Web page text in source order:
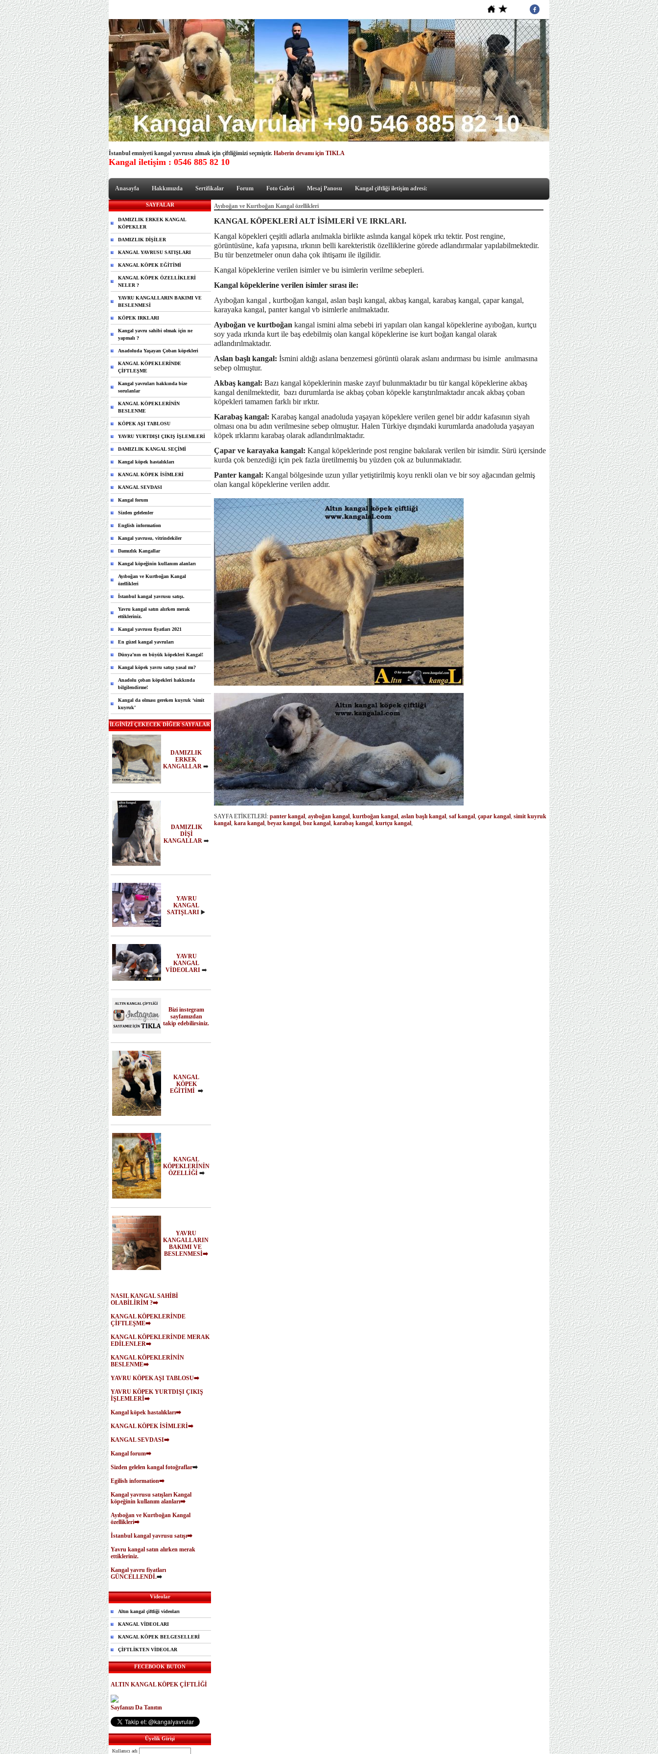
İstanbul emniyeti kangal yavrusu almak için çiftliğimizi seçmiştir. Haberin devamı için TIKLA
Kangal iletişim : 0546 885 82 10
Anasayfa Hakkımızda Sertifikalar Forum Foto Galeri Mesaj Panosu Kangal çiftliği iletişim adresi:
SAYFALAR
DAMIZLIK ERKEK KANGAL
KÖPEKLER
DAMIZLIK DİŞİLER
KANGAL YAVRUSU SATIŞLARI
KANGAL KÖPEK EĞİTİMİ
KANGAL KÖPEK ÖZELLİKLERİ
NELER ?
YAVRU KANGALLARIN BAKIMI VE
BESLENMESİ
KÖPEK IRKLARI
Kangal yavru sahibi olmak için ne
yapmalı ?
Anadoluda Yaşayan Çoban köpekleri
KANGAL KÖPEKLERİNDE
ÇİFTLEŞME
Kangal yavruları hakkında bize
sorulanlar
KANGAL KÖPEKLERİNİN
BESLENME
KÖPEK AŞI TABLOSU
YAVRU YURTDIŞI ÇIKIŞ İŞLEMLERİ
DAMIZLIK KANGAL SEÇİMİ
Kangal köpek hastalıkları
KANGAL KÖPEK İSİMLERİ
KANGAL SEVDASI
Kangal forum
Sizden gelelenler
English information
Kangal yavrusu, vitrindekiler
Damızlık Kangallar
Kangal köpeğinin kullanım alanları
Ayıboğan ve Kurtboğan Kangal
özellikleri
İstanbul kangal yavrusu satışı.
Yavru kangal satın alırken merak
ettikleriniz.
Kangal yavrusu fiyatları 2021
En güzel kangal yavruları
Dünya’nın en büyük köpekleri Kangal!
Kangal köpek yavru satışı yasal mı?
Anadolu çoban köpekleri hakkında
bilgilendirme!
Kangal da olması gereken kuyruk ‘simit
kuyruk’
İLGİNİZİ ÇEKECEK DİĞER SAYFALAR
DAMIZLIK
ERKEK
KANGALLAR ➡️
DAMIZLIK
DİŞİ
KANGALLAR ➡️
YAVRU
KANGAL
SATIŞLARI ▶️
YAVRU
KANGAL
VİDEOLARI ➡️
Bizi instegram
sayfamızdan
takip edebilirsiniz.
KANGAL
KÖPEK
EĞİTİMİ➡️
KANGAL
KÖPEKLERİNİN
ÖZELLİĞİ➡️
YAVRU
KANGALLARIN
BAKIMI VE
BESLENMESİ➡️
NASIL KANGAL SAHİBİ
OLABİLİRİM ?➡️
KANGAL KÖPEKLERİNDE
ÇİFTLEŞME➡️
KANGAL KÖPEKLERİNDE MERAK
EDİLENLER➡️
KANGAL KÖPEKLERİNİN
BESLENME➡️
YAVRU KÖPEK AŞI TABLOSU➡️
YAVRU KÖPEK YURTDIŞI ÇIKIŞ
İŞLEMLERİ➡️
Kangal köpek hastalıkları➡️
KANGAL KÖPEK İSİMLERİ➡️
KANGAL SEVDASI➡️
Kangal forum➡️
Sizden gelelen kangal fotoğraflar➡️
Egilish information➡️
Kangal yavrusu satışları Kangal
köpeğinin kullanım alanları➡️
Ayıboğan ve Kurtboğan Kangal
özellikleri➡️
İstanbul kangal yavrusu satışı➡️
Yavru kangal satın alırken merak
ettikleriniz.
Kangal yavru fiyatları
GÜNCELLENDİ.➡️
Videolar
Altın kangal çiftliği videoları
KANGAL VİDEOLARI
KANGAL KÖPEK BELGESELLERİ
ÇİFTLİKTEN VİDEOLAR
FECEBOOK BUTON
ALTIN KANGAL KÖPEK ÇİFTLİĞİ
Sayfanızı Da Tanıtın
Üyelik Girişi
Kullanıcı adı
Ayıboğan ve Kurtboğan Kangal özellikleri
KANGAL KÖPEKLERİ ALT İSİMLERİ VE IRKLARI.
Kangal köpekleri çeşitli adlarla anılmakla birlikte aslında kangal köpek ırkı tektir. Post rengine,
görüntüsüne, kafa yapısına, ırkının belli karekteristik özelliklerine görede adlandırmalar yapılabilmektedir.
Bu tür benzetmeler onun daha çok ihtişamı ile ilgilidir.
Kangal köpeklerine verilen isimler ve bu isimlerin verilme sebepleri.
Kangal köpeklerine verilen isimler sırası ile:
Ayıboğan kangal , kurtboğan kangal, aslan başlı kangal, akbaş kangal, karabaş kangal, çapar kangal,
karayaka kangal, panter kangal vb isimlerle anılmaktadır.
Ayıboğan ve kurtboğan kangal ismini alma sebebi iri yapıları olan kangal köpeklerine ayıboğan, kurtçu
soy yada ırkında kurt ile baş edebilmiş olan kangal köpeklerine ise kurt boğan kangal olarak
adlandırılmaktadır.
Aslan başlı kangal: İsmini aldığı aslana benzemesi görüntü olarak aslanı andırması bu isimle anılmasına
sebep olmuştur.
Akbaş kangal: Bazı kangal köpeklerinin maske zayıf bulunmaktadır bu tür kangal köpeklerine akbaş
kangal denilmektedir, bazı durumlarda ise akbaş çoban köpekle karıştırılmaktadır ancak akbaş çoban
köpekleri tamamen farklı bir ırktır.
Karabaş kangal: Karabaş kangal anadoluda yaşayan köpeklere verilen genel bir addır kafasının siyah
olması ona bu adın verilmesine sebep olmuştur. Halen Türkiye dışındaki kurumlarda anadoluda yaşayan
köpek ırklarını karabaş olarak adlandırılmaktadır.
Çapar ve karayaka kangal: Kangal köpeklerinde post rengine bakılarak verilen bir isimdir. Sürü içersinde
kurda çok benzediği için pek fazla üretilmemiş bu yüzden çok az bulunmaktadır.
Panter kangal: Kangal bölgesinde uzun yıllar yetiştirilmiş koyu renkli olan ve bir soy ağacından gelmiş
olan kangal köpeklerine verilen addır.
SAYFA ETİKETLERİ: panter kangal, ayıboğan kangal, kurtboğan kangal, aslan başlı kangal, saf kangal, çapar kangal, simit kuyruk
kangal, kara kangal, beyaz kangal, boz kangal, karabaş kangal, kurtçu kangal,